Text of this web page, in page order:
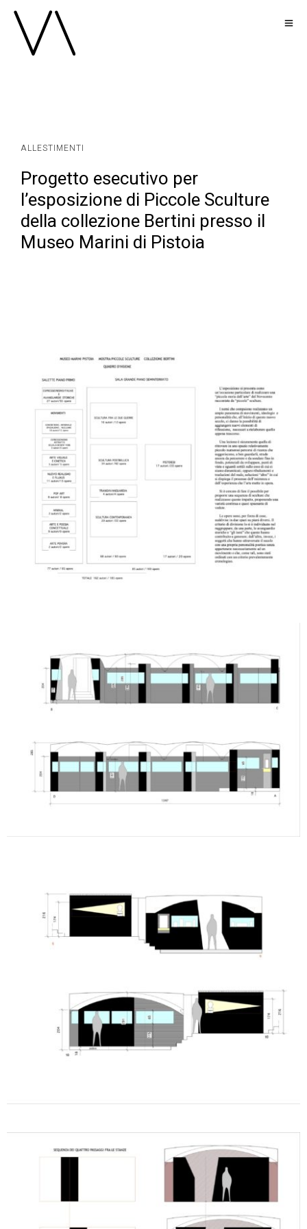
ALLESTIMENTI
Progetto esecutivo per
l’esposizione di Piccole Sculture
della collezione Bertini presso il
Museo Marini di Pistoia